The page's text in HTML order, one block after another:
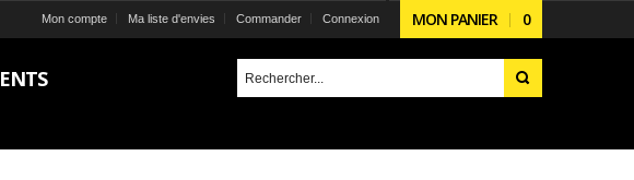
MON PANIER 0
Mon compte Ma liste d'envies Commander Connexion